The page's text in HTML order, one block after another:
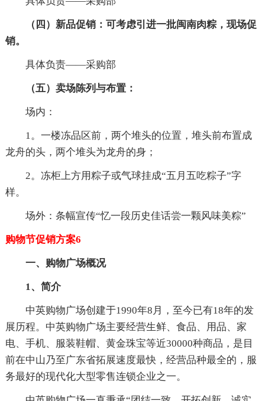
（四）新品促销：可考虑引进一批闽南肉粽，现场促
销。
具体负责——采购部
（五）卖场陈列与布置：
场内：
1。一楼冻品区前，两个堆头的位置，堆头前布置成
龙舟的头，两个堆头为龙舟的身；
2。冻柜上方用粽子或气球挂成“五月五吃粽子”字
样。
场外：条幅宣传“忆一段历史佳话尝一颗风味美粽”
购物节促销方案6
一、购物广场概况
1、简介
中英购物广场创建于1990年8月，至今已有18年的发
展历程。中英购物广场主要经营生鲜、食品、用品、家
电、手机、服装鞋帽、黄金珠宝等近30000种商品，是目
前在中山乃至广东省拓展速度最快，经营品种最全的，服
务最好的现代化大型零售连锁企业之一。